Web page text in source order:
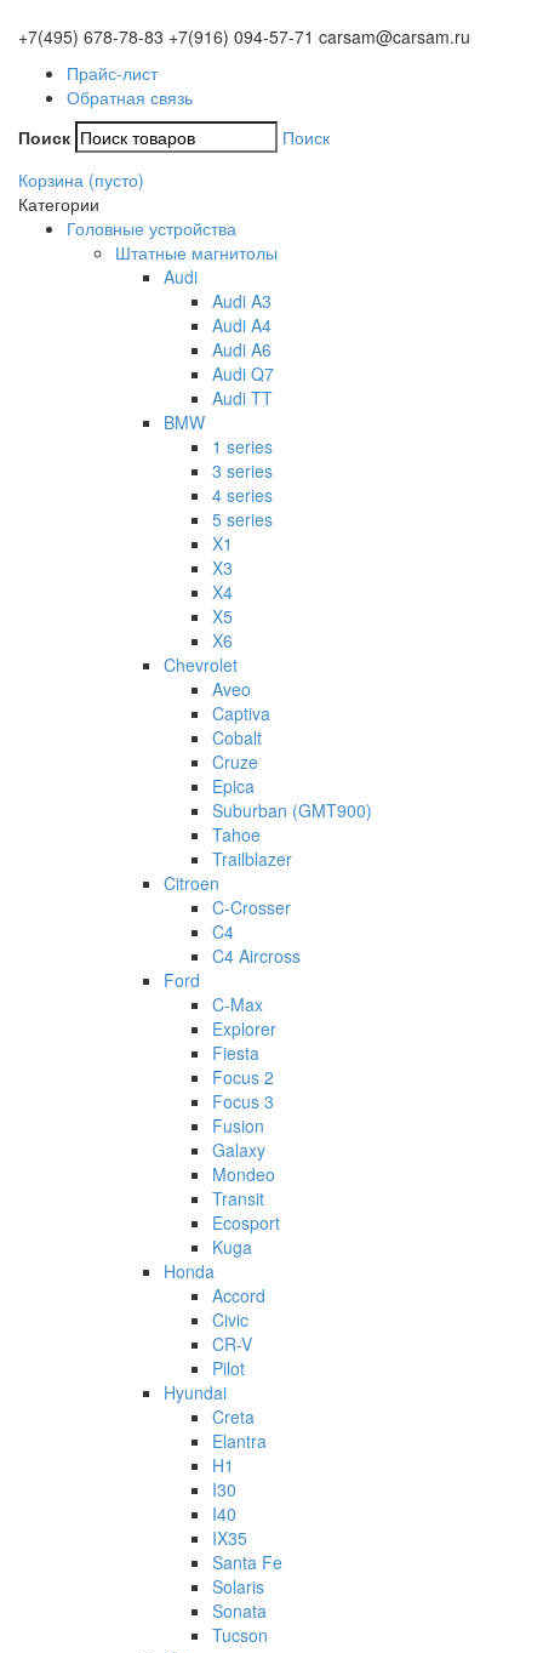
+7(495) 678-78-83 +7(916) 094-57-71 carsam@carsam.ru
Прайс-лист
Обратная связь
Поиск
Поиск
Корзина (пусто)
Категории
Головные устройства
Штатные магнитолы
Audi
Audi A3
Audi A4
Audi A6
Audi Q7
Audi TT
BMW
1 series
3 series
4 series
5 series
X1
X3
X4
X5
X6
Chevrolet
Aveo
Captiva
Cobalt
Cruze
Epica
Suburban (GMT900)
Tahoe
Trailblazer
Citroen
C-Crosser
C4
C4 Aircross
Ford
C-Max
Explorer
Fiesta
Focus 2
Focus 3
Fusion
Galaxy
Mondeo
Transit
Ecosport
Kuga
Honda
Accord
Civic
CR-V
Pilot
Hyundai
Creta
Elantra
H1
I30
I40
IX35
Santa Fe
Solaris
Sonata
Tucson